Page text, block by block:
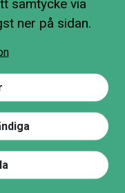
samtycke via
ner på sidan.